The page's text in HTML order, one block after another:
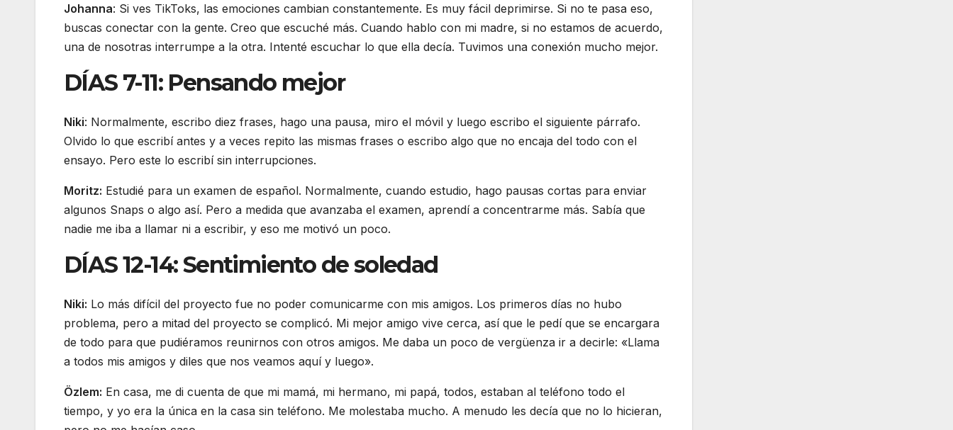
Johanna: Si ves TikToks, las emociones cambian constantemente. Es muy fácil deprimirse. Si no te pasa eso,
buscas conectar con la gente. Creo que escuché más. Cuando hablo con mi madre, si no estamos de acuerdo,
una de nosotras interrumpe a la otra. Intenté escuchar lo que ella decía. Tuvimos una conexión mucho mejor.
DÍAS 7-11: Pensando mejor
Niki: Normalmente, escribo diez frases, hago una pausa, miro el móvil y luego escribo el siguiente párrafo.
Olvido lo que escribí antes y a veces repito las mismas frases o escribo algo que no encaja del todo con el
ensayo. Pero este lo escribí sin interrupciones.
Moritz: Estudié para un examen de español. Normalmente, cuando estudio, hago pausas cortas para enviar
algunos Snaps o algo así. Pero a medida que avanzaba el examen, aprendí a concentrarme más. Sabía que
nadie me iba a llamar ni a escribir, y eso me motivó un poco.
DÍAS 12-14: Sentimiento de soledad
Niki: Lo más difícil del proyecto fue no poder comunicarme con mis amigos. Los primeros días no hubo
problema, pero a mitad del proyecto se complicó. Mi mejor amigo vive cerca, así que le pedí que se encargara
de todo para que pudiéramos reunirnos con otros amigos. Me daba un poco de vergüenza ir a decirle: «Llama
a todos mis amigos y diles que nos veamos aquí y luego».
Özlem: En casa, me di cuenta de que mi mamá, mi hermano, mi papá, todos, estaban al teléfono todo el
tiempo, y yo era la única en la casa sin teléfono. Me molestaba mucho. A menudo les decía que no lo hicieran,